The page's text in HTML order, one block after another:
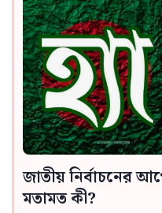
জাতীয় নির্বাচনের
মতামত কী?